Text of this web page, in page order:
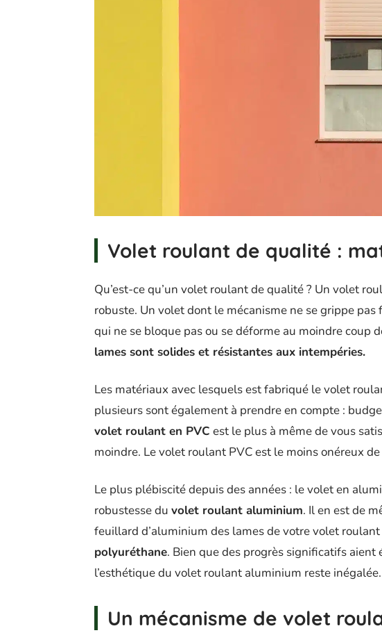
Volet roulant de qualité :
Qu’est-ce qu’un volet roulant de qualité ? Un volet
robuste. Un volet dont le mécanisme ne se grippe pas
qui ne se bloque pas ou se déforme au moindre coup
lames sont solides et résistantes aux intempéries.
Les matériaux avec lesquels est fabriqué le volet
plusieurs sont également à prendre en compte :
volet roulant en PVC est le plus à même de vous
moindre. Le volet roulant PVC est le moins onéreux
Le plus plébiscité depuis des années : le volet en
robustesse du volet roulant aluminium. Il en est de
feuillard d’aluminium des lames de votre volet
polyuréthane. Bien que des progrès significatifs aient
l’esthétique du volet roulant aluminium reste inégalée.
Un mécanisme de volet